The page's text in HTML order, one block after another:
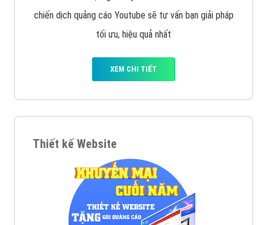
chiến dịch quảng cáo Youtube sẽ tư vấn bạn giải pháp
tối ưu, hiệu quả nhất
XEM CHI TIẾT
Thiết kế Website